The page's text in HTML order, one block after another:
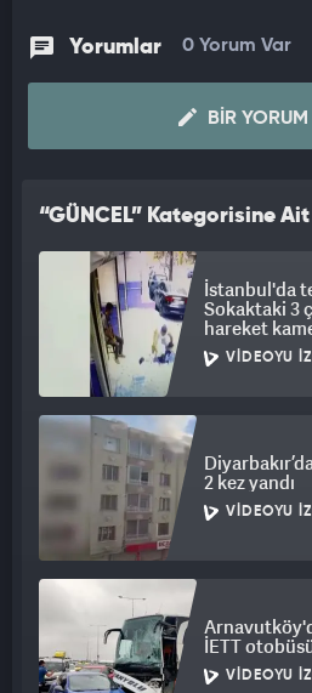
Tagarev, Karadeniz’de komşu olan
Romanya’nın mayın arama
ettiklerini bildirdi.
“Yakın zamanda Bulgaristan,
Tagarev, “Operasyon başlamadan
detayların somutlaştırılması
ülkelerimizin karasularındaki
kullandı.
Tagarev, mayın temizleme
katılımının öngörülmediğini de
Yorumlar 0 Yorum Var
BIR YORUM
“GÜNCEL” Kategorisine
İstanbul'da
Sokaktaki 3
hareket
VIDEOYU
2 kez yandı
VIDEOYU
İETT
VIDEOYU